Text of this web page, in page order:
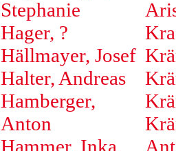
Stephanie
Hager, ?
Hällmayer, Josef
Halter, Andreas
Hamberger,
Anton
Hammer, Inka